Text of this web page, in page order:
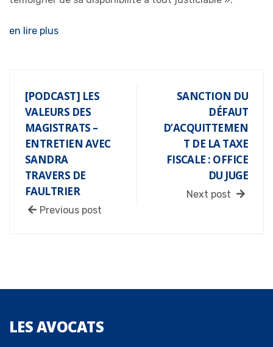
en lire plus
[PODCAST] LES
VALEURS DES
MAGISTRATS –
ENTRETIEN AVEC
SANDRA
TRAVERS DE
FAULTRIER
Previous post
SANCTION DU
DÉFAUT
D’ACQUITTEMEN
T DE LA TAXE
FISCALE : OFFICE
DU JUGE
Next post
LESAVOCATS